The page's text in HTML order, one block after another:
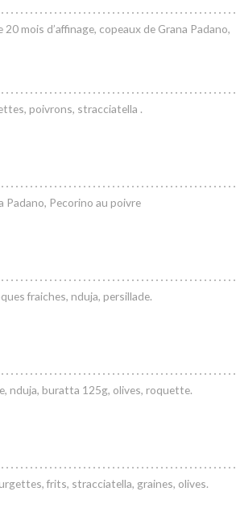
mois d’affinage, copeaux de Grana Padano,
poivrons, stracciatella .
Padano, Pecorino au poivre
fraiches, nduja, persillade.
nduja, buratta 125g, olives, roquette.
frits, stracciatella, graines, olives.